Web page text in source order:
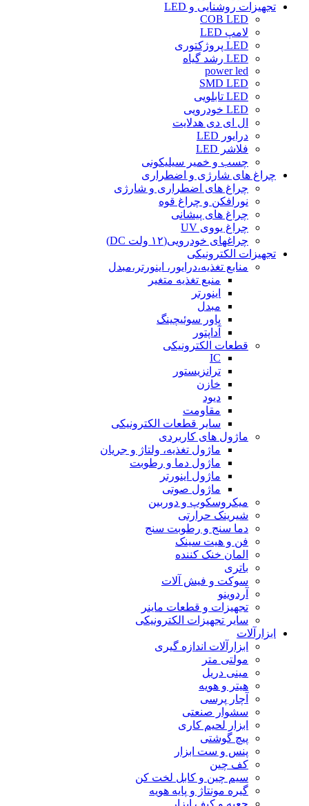
تجهیزات روشنایی و LED
COB LED
لامپ LED
LED پروژکتوری
LED رشد گیاه
power led
SMD LED
LED تابلویی
LED خودرویی
ال ای دی هدلایت
درایور LED
فلاشر LED
چسب و خمیر سیلیکونی
چراغ های شارژی و اضطراری
چراغ های اضطراری و شارژی
نورافکن و چراغ قوه
چراغ های پیشانی
چراغ یووی UV
چراغهای خودرویی(۱۲ ولت DC)
تجهیزات الکترونیکی
منابع تغذیه،درایور، اینورتر،مبدل
منبع تغذیه متغیر
اینورتر
مبدل
پاور سوئیچینگ
آداپتور
قطعات الکترونیکی
IC
ترانزیستور
خازن
دیود
مقاومت
سایر قطعات الکترونیکی
ماژول های کاربردی
ماژول تغذیه، ولتاژ و جریان
ماژول دما و رطوبت
ماژول اینورتر
ماژول صوتی
میکروسکوپ و دوربین
شیرینک حرارتی
دما سنج و رطوبت سنج
فن و هیت سینک
المان خنک کننده
باتری
سوکت و فیش آلات
آردوینو
تجهیزات و قطعات ماینر
سایر تجهیزات الکترونیکی
ابزارآلات
ابزارآلات اندازه گیری
مولتی متر
مینی دریل
هیتر و هویه
آچار پرسی
سشوار صنعتی
ابزار لحیم کاری
پیچ گوشتی
پنس و ست ابزار
کف چین
سیم چین و کابل لخت کن
گیره مونتاژ و پایه هویه
جعبه و کیف ابزار